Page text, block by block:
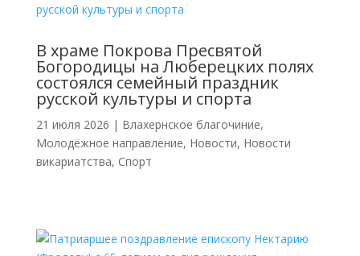
В храме Покрова Пресвятой
Богородицы на Люберецких полях
состоялся семейный праздник
русской культуры и спорта
21 июля 2026 | Влахернское благочиние,
Молодёжное направление, Новости, Новости
викариатства, Спорт